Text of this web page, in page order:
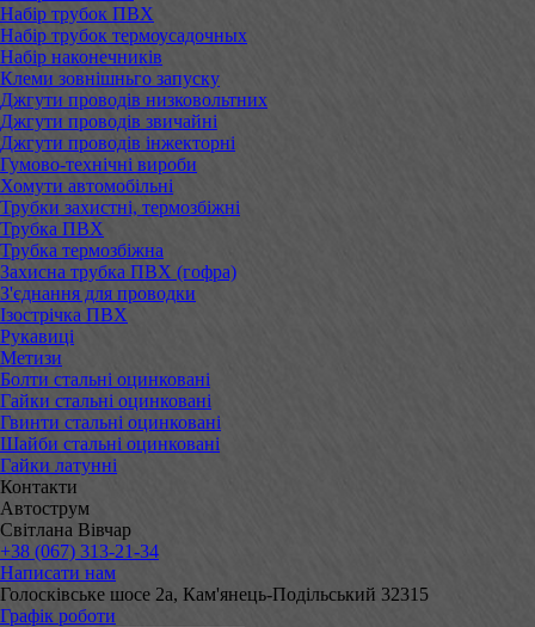
Набір трубок ПВХ
Набір трубок термоусадочных
Набір наконечників
Клеми зовнішньго запуску
Джгути проводів низковольтних
Джгути проводів звичайні
Джгути проводів інжекторні
Гумово-технічні вироби
Хомути автомобільні
Трубки захистні, термозбіжні
Трубка ПВХ
Трубка термозбіжна
Захисна трубка ПВХ (гофра)
З'єднання для проводки
Ізострічка ПВХ
Рукавиці
Метизи
Болти стальні оцинковані
Гайки стальні оцинковані
Гвинти стальні оцинковані
Шайби стальні оцинковані
Гайки латунні
Контакти
Автострум
Світлана Вівчар
+38 (067) 313-21-34
Написати нам
Голосківське шосе 2а, Кам'янець-Подільський 32315
Графік роботи